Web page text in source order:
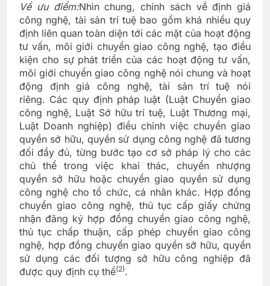
Về ưu điểm:Nhìn chung, chính sách về định giá
công nghệ, tài sản trí tuệ bao gồm khá nhiều quy
định liên quan toàn diện tới các mặt của hoạt động
tư vấn, môi giới chuyển giao công nghệ, tạo điều
kiện cho sự phát triển của các hoạt động tư vấn,
môi giới chuyển giao công nghệ nói chung và hoạt
động định giá công nghệ, tài sản trí tuệ nói
riêng. Các quy định pháp luật (Luật Chuyển giao
công nghệ, Luật Sở hữu trí tuệ, Luật Thương mại,
Luật Doanh nghiệp) điều chỉnh việc chuyển giao
quyền sở hữu, quyền sử dụng công nghệ đã tương
đối đầy đủ, từng bước tạo cơ sở pháp lý cho các
chủ thể trong việc khai thác, chuyển nhượng
quyền sở hữu hoặc chuyển giao quyền sử dụng
công nghệ cho tổ chức, cá nhân khác. Hợp đồng
chuyển giao công nghệ, thủ tục cấp giấy chứng
nhận đăng ký hợp đồng chuyển giao công nghệ,
thủ tục chấp thuận, cấp phép chuyển giao công
nghệ, hợp đồng chuyển giao quyền sở hữu, quyền
sử dụng các đối tượng sở hữu công nghiệp đã
được quy định cụ thể(2).